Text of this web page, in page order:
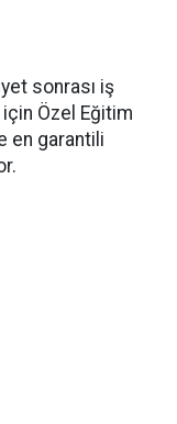
sonrası iş
için Özel Eğitim
en garantili